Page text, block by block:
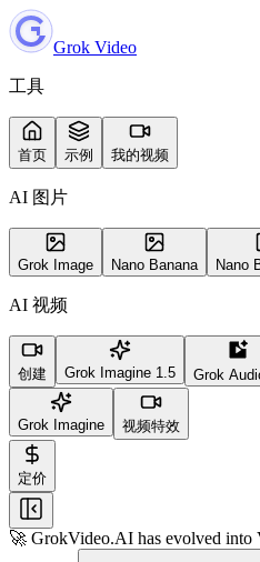
Grok Video
工具
首页 示例 我的视频
AI 图片
Grok Image Nano Banana Nano
AI 视频
创建 Grok Imagine 1.5 Grok
Grok Imagine 视频特效
定价
🚀 GrokVideo.AI has evolved into